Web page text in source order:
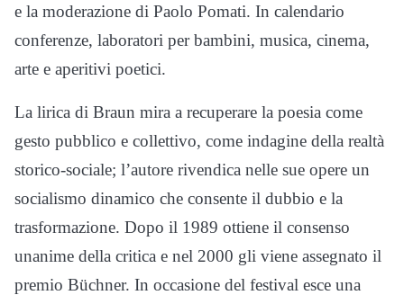
e la moderazione di Paolo Pomati. In calendario
conferenze, laboratori per bambini, musica, cinema,
arte e aperitivi poetici.
La lirica di Braun mira a recuperare la poesia come
gesto pubblico e collettivo, come indagine della realtà
storico-sociale; l’autore rivendica nelle sue opere un
socialismo dinamico che consente il dubbio e la
trasformazione. Dopo il 1989 ottiene il consenso
unanime della critica e nel 2000 gli viene assegnato il
premio Büchner. In occasione del festival esce una